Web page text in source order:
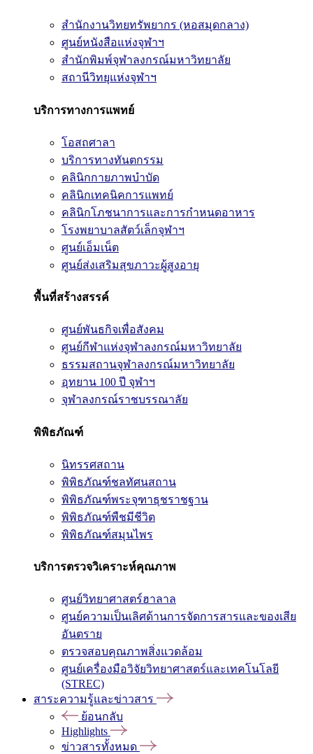
สำนักงานวิทยทรัพยากร (หอสมุดกลาง)
ศูนย์หนังสือแห่งจุฬาฯ
สำนักพิมพ์จุฬาลงกรณ์มหาวิทยาลัย
สถานีวิทยุแห่งจุฬาฯ
บริการทางการแพทย์
โอสถศาลา
บริการทางทันตกรรม
คลินิกกายภาพบำบัด
คลินิกเทคนิคการแพทย์
คลินิกโภชนาการและการกำหนดอาหาร
โรงพยาบาลสัตว์เล็กจุฬาฯ
ศูนย์เอ็มเน็ต
ศูนย์ส่งเสริมสุขภาวะผู้สูงอายุ
พื้นที่สร้างสรรค์
ศูนย์พันธกิจเพื่อสังคม
ศูนย์กีฬาแห่งจุฬาลงกรณ์มหาวิทยาลัย
ธรรมสถานจุฬาลงกรณ์มหาวิทยาลัย
อุทยาน 100 ปี จุฬาฯ
จุฬาลงกรณ์ราชบรรณาลัย
พิพิธภัณฑ์
นิทรรศสถาน
พิพิธภัณฑ์ชลทัศนสถาน
พิพิธภัณฑ์พระจุฑาธุชราชฐาน
พิพิธภัณฑ์พืชมีชีวิต
พิพิธภัณฑ์สมุนไพร
บริการตรวจวิเคราะห์คุณภาพ
ศูนย์วิทยาศาสตร์ฮาลาล
ศูนย์ความเป็นเลิศด้านการจัดการสารและของเสีย
อันตราย
ตรวจสอบคุณภาพสิ่งแวดล้อม
ศูนย์เครื่องมือวิจัยวิทยาศาสตร์และเทคโนโลยี
(STREC)
สาระความรู้และข่าวสาร
ย้อนกลับ
Highlights
ข่าวสารทั้งหมด